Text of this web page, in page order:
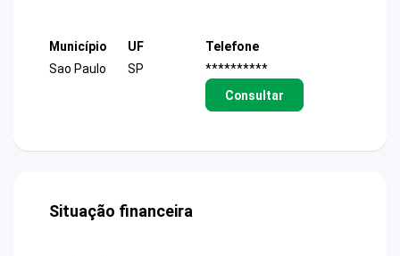
Município
Sao Paulo
UF
SP
Telefone
**********
Consultar
Situação financeira